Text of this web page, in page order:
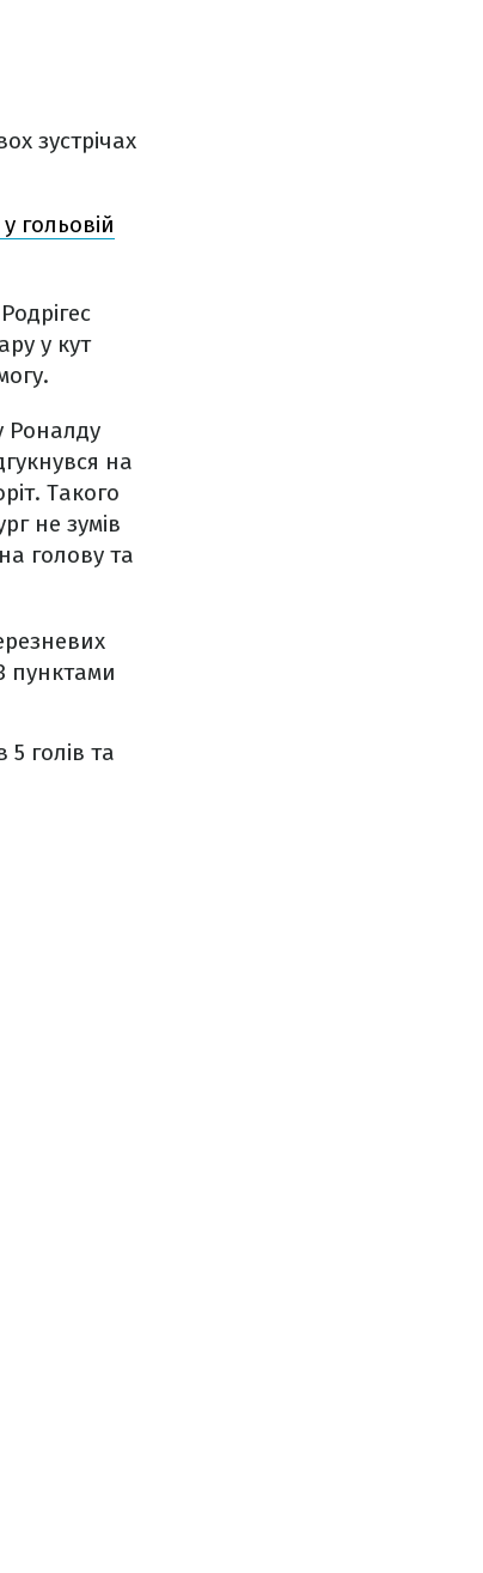
зустрічах
гольовій
Родрігес
у кут
Роналду
на
Такого
не зумів
голову та
пунктами
5 голів та